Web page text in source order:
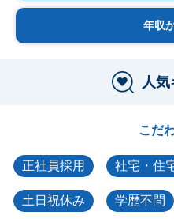
年収
人
こだ
正社員採用 社宅・住
土日祝休み 学歴不問